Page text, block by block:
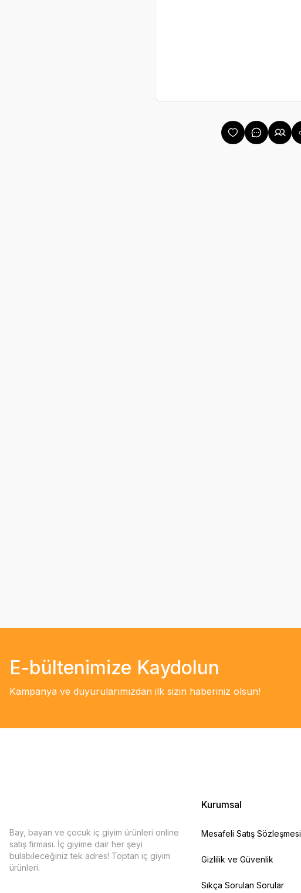
E-bültenimize Kaydolun
Kampanya ve duyurularımızdan ilk sizin haberiniz olsun!
Bay, bayan ve çocuk iç giyim ürünleri online
satış firması. İç giyime dair her şeyi
bulabileceğiniz tek adres! Toptan iç giyim
ürünleri.
Kurumsal
Mesafeli Satış Sözleşmesi
Gizlilik ve Güvenlik
Sıkça Sorulan Sorular